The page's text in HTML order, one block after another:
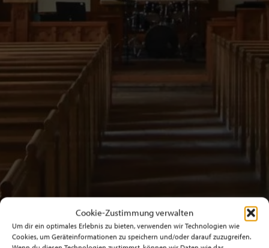
Cookie-Zustimmung verwalten
Um dir ein optimales Erlebnis zu bieten, verwenden wir Technologien wie
Cookies, um Geräteinformationen zu speichern und/oder darauf zuzugreifen.